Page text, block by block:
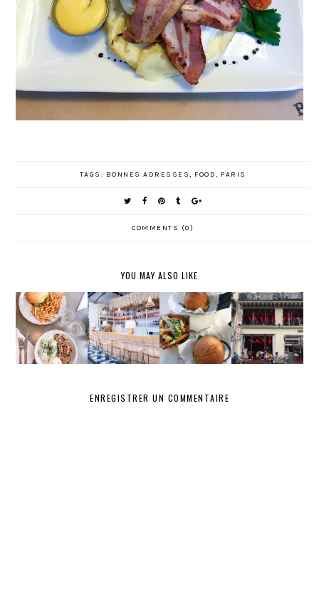
TAGS: BONNES ADRESSES, FOOD, PARIS
COMMENTS (0)
YOU MAY ALSO LIKE
NOUS
VALMY
POLPO BLEND
3
NOUVELLE
S
ADRESSE
S À
PARIS :
GROS
ENREGISTRER UN COMMENTAIRE